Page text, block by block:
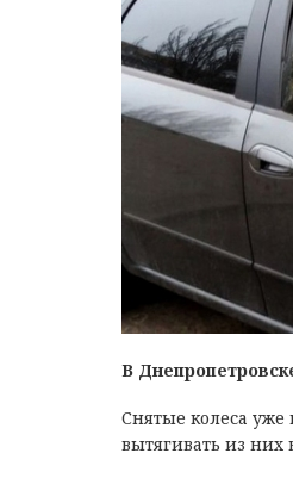
В
Снятые колеса
вытягивать из